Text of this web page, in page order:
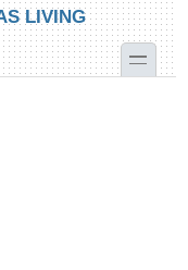
LIVING
toggle